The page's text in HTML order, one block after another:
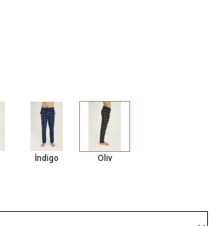
İndigo Oliv